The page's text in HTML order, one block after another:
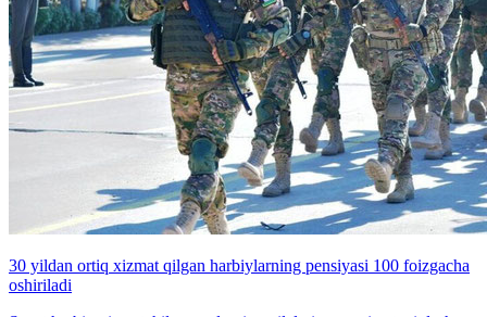
30 yildan ortiq xizmat qilgan harbiylarning pensiyasi 100 foizgacha
oshiriladi